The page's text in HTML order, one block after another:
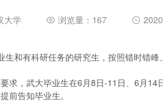
大学 浏览量：167
和有科研任务的研究生，按照错时错峰
求，武大毕业生在6月8日-11日、6月
前告知毕业生。